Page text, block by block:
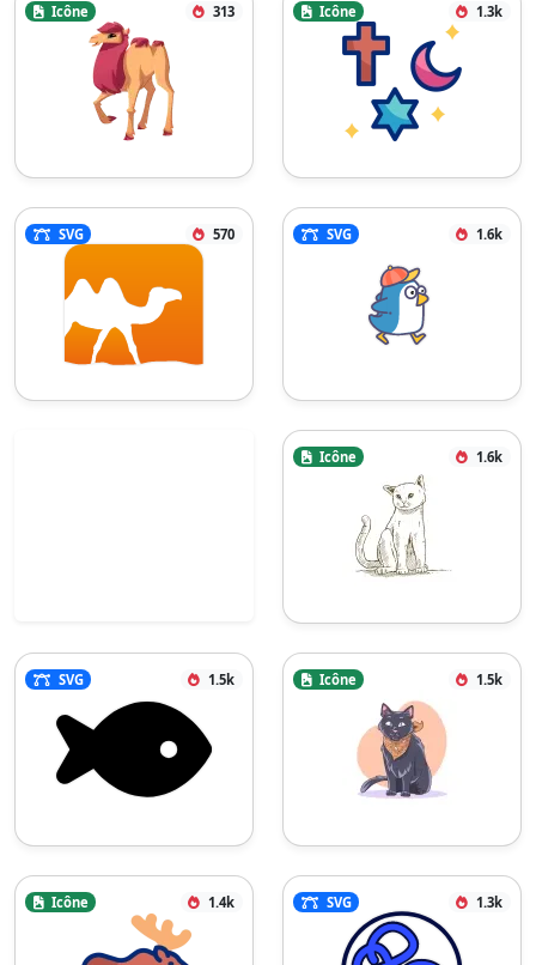
Icône 313 Icône 1.3k
SVG 570 SVG 1.6k
Icône 1.6k
SVG 1.5k Icône 1.5k
Icône 1.4k SVG 1.3k